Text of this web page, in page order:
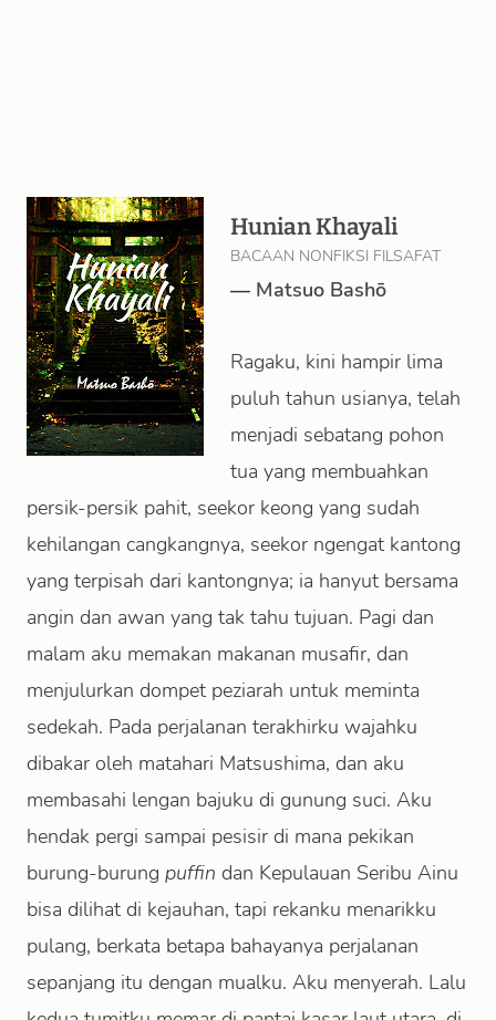
Hunian Khayali
BACAAN NONFIKSI FILSAFAT
— Matsuo Bashō
Ragaku, kini hampir lima
puluh tahun usianya, telah
menjadi sebatang pohon
tua yang membuahkan
persik-persik pahit, seekor keong yang sudah
kehilangan cangkangnya, seekor ngengat kantong
yang terpisah dari kantongnya; ia hanyut bersama
angin dan awan yang tak tahu tujuan. Pagi dan
malam aku memakan makanan musafir, dan
menjulurkan dompet peziarah untuk meminta
sedekah. Pada perjalanan terakhirku wajahku
dibakar oleh matahari Matsushima, dan aku
membasahi lengan bajuku di gunung suci. Aku
hendak pergi sampai pesisir di mana pekikan
burung-burung puffin dan Kepulauan Seribu Ainu
bisa dilihat di kejauhan, tapi rekanku menarikku
pulang, berkata betapa bahayanya perjalanan
sepanjang itu dengan mualku. Aku menyerah. Lalu